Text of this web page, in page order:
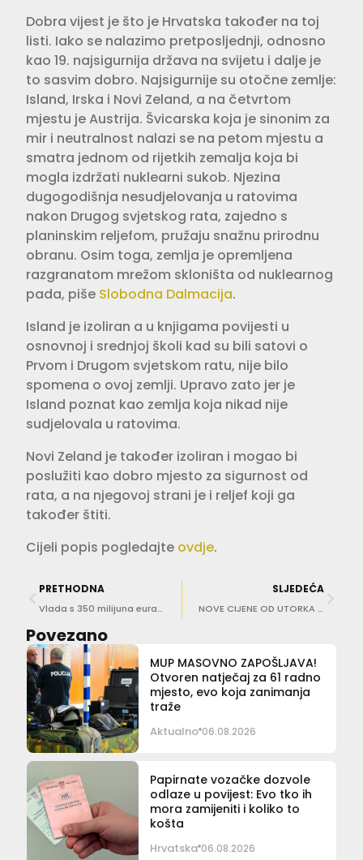
Dobra vijest je što je Hrvatska također na toj
listi. Iako se nalazimo pretposljednji, odnosno
kao 19. najsigurnija država na svijetu i dalje je
to sasvim dobro. Najsigurnije su otočne zemlje:
Island, Irska i Novi Zeland, a na četvrtom
mjestu je Austrija. Švicarska koja je sinonim za
mir i neutralnost nalazi se na petom mjestu a
smatra jednom od rijetkih zemalja koja bi
mogla izdržati nuklearni sukob. Njezina
dugogodišnja nesudjelovanja u ratovima
nakon Drugog svjetskog rata, zajedno s
planinskim reljefom, pružaju snažnu prirodnu
obranu. Osim toga, zemlja je opremljena
razgranatom mrežom skloništa od nuklearnog
pada, piše Slobodna Dalmacija.
Island je izoliran a u knjigama povijesti u
osnovnoj i srednjoj školi kad su bili satovi o
Prvom i Drugom svjetskom ratu, nije bilo
spomena o ovoj zemlji. Upravo zato jer je
Island poznat kao zemlja koja nikad nije
sudjelovala u ratovima.
Novi Zeland je također izoliran i mogao bi
poslužiti kao dobro mjesto za sigurnost od
rata, a na njegovoj strani je i reljef koji ga
također štiti.
Cijeli popis pogledajte ovdje.
PRETHODNA
Vlada s 350 milijuna eura potiče zapošljavanje i samozapošljavanje, naročito mladih
SLJEDEĆA
NOVE CIJENE OD UTORKA Poskupljuje gorivo!
Povezano
MUP MASOVNO ZAPOŠLJAVA!
Otvoren natječaj za 61 radno
mjesto, evo koja zanimanja
traže
Aktualno 06.08.2026
Papirnate vozačke dozvole
odlaze u povijest: Evo tko ih
mora zamijeniti i koliko to
košta
Hrvatska 06.08.2026